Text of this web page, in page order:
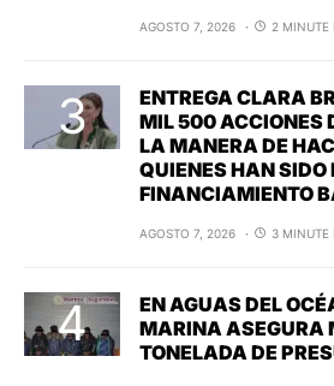
AGOSTO 7, 2026 2 MINUTE
ENTREGA CLARA
MIL 500 ACCIONES
LA MANERA DE
QUIENES HAN SIDO
FINANCIAMIENTO
AGOSTO 7, 2026 3 MINUTE
EN AGUAS DEL
MARINA ASEGURA
TONELADA DE